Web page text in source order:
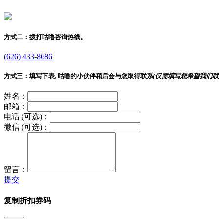
方式二： 拨打咕噜咨询热线。
(626) 433-8686
方式三： 填写下表, 咕噜的小伙伴稍后会与您取得联系(仅需填写您希望我们
姓名：
邮箱：
电话 (可选)：
微信 (可选)：
留言：
提交
复制折扣券码